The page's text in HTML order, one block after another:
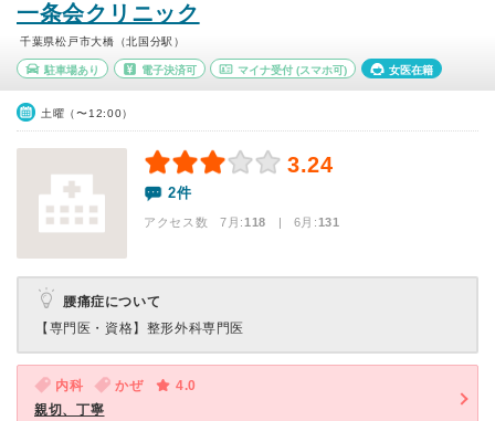
一条会クリニック
千葉県松戸市大橋（北国分駅）
駐車場あり 電子決済可 マイナ受付 (スマホ可) 女医在籍
土曜（〜12:00）
3.24
2件
アクセス数 7月:118 | 6月:131
腰痛症について
【専門医・資格】 整形外科専門医
内科 かぜ
4.0
親切、丁寧